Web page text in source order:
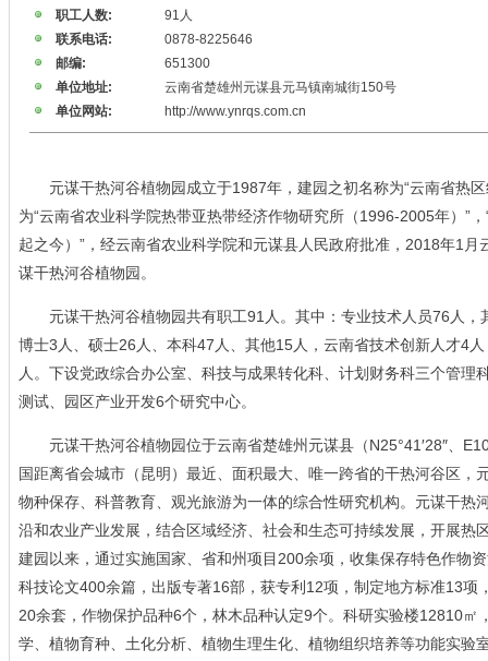
职工人数:
91人
联系电话:
0878-8225646
邮编:
651300
单位地址:
云南省楚雄州元谋县元马镇南城街150号
单位网站:
http://www.ynrqs.com.cn
元谋干热河谷植物园成立于1987年，建园之初名称为“云南省热区
为“云南省农业科学院热带亚热带经济作物研究所（1996-2005年）”
起之今）”，经云南省农业科学院和元谋县人民政府批准，2018年1
谋干热河谷植物园。
元谋干热河谷植物园共有职工91人。其中：专业技术人员76人，
博士3人、硕士26人、本科47人、其他15人，云南省技术创新人才4
人。下设党政综合办公室、科技与成果转化科、计划财务科三个管
测试、园区产业开发6个研究中心。
元谋干热河谷植物园位于云南省楚雄州元谋县（N25°41′28″、
国距离省会城市（昆明）最近、面积最大、唯一跨省的干热河谷区，
物种保存、科普教育、观光旅游为一体的综合性研究机构。元谋干热
沿和农业产业发展，结合区域经济、社会和生态可持续发展，开展热
建园以来，通过实施国家、省和州项目200余项，收集保存特色作物
科技论文400余篇，出版专著16部，获专利12项，制定地方标准13
20余套，作物保护品种6个，林木品种认定9个。科研实验楼12810
学、植物育种、土化分析、植物生理生化、植物组织培养等功能实验